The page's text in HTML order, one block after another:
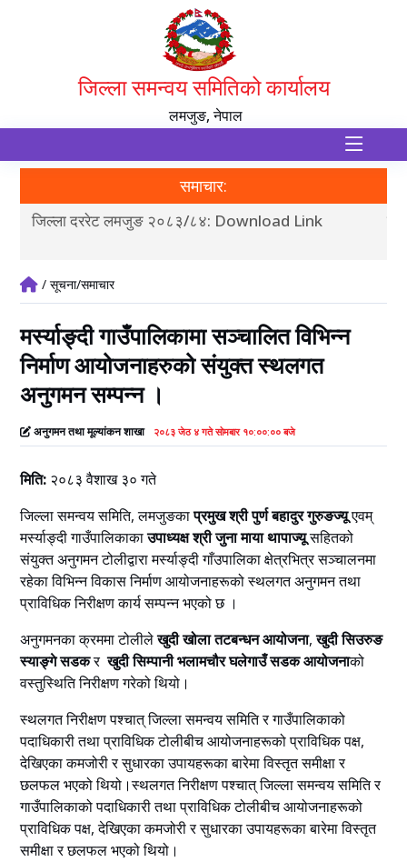
जिल्ला समन्वय समितिको कार्यालय
लमजुङ, नेपाल
समाचार:
जिल्ला दररेट लमजुङ २०८३/८४: Download Link
/ सूचना/समाचार
मर्स्याङ्दी गाउँपालिकामा सञ्चालित विभिन्न
निर्माण आयोजनाहरुको संयुक्त स्थलगत
अनुगमन सम्पन्न ।
अनुगमन तथा मूल्यांकन शाखा २०८३ जेठ ४ गते सोमबार १०:००:०० बजे
मिति: २०८३ वैशाख ३० गते
जिल्ला समन्वय समिति, लमजुङकाप्रमुख श्री पुर्ण बहादुर गुरुङज्यूएवम्
मर्स्याङ्दी गाउँपालिकाकाउपाध्यक्ष श्री जुना माया थापाज्यूसहितको
संयुक्त अनुगमन टोलीद्वारा मर्स्याङ्दी गाँउपालिका क्षेत्रभित्र सञ्चालनमा
रहेका विभिन्न विकास निर्माण आयोजनाहरूको स्थलगत अनुगमन तथा
प्राविधिक निरीक्षण कार्य सम्पन्न भएको छ ।
अनुगमनका क्रममा टोलीलेखुदी खोला तटबन्धन आयोजना,खुदी सिउरुङ
स्याङ्गे सडकरखुदी सिम्पानी भलामचौर घलेगाउँ सडक आयोजनाको
वस्तुस्थिति निरीक्षण गरेको थियो।
स्थलगत निरीक्षण पश्चात् जिल्ला समन्वय समिति र गाउँपालिकाको
पदाधिकारी तथा प्राविधिक टोलीबीच आयोजनाहरूको प्राविधिक पक्ष,
देखिएका कमजोरी र सुधारका उपायहरूका बारेमा विस्तृत समीक्षा र
छलफल भएको थियो।स्थलगत निरीक्षण पश्चात् जिल्ला समन्वय समिति र
गाउँपालिकाको पदाधिकारी तथा प्राविधिक टोलीबीच आयोजनाहरूको
प्राविधिक पक्ष, देखिएका कमजोरी र सुधारका उपायहरूका बारेमा विस्तृत
समीक्षा र छलफल भएको थियो।